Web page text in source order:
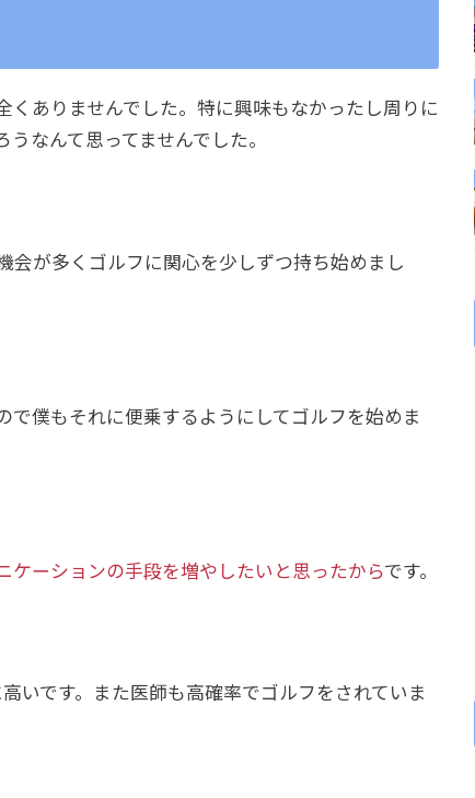
ありませんでした。特に興味もなかったし周りに
なんて思ってませんでした。
会が多くゴルフに関心を少しずつ持ち始めまし
僕もそれに便乗するようにしてゴルフを始めま
ケーションの手段を増やしたいと思ったからです。
いです。また医師も高確率でゴルフをされていま